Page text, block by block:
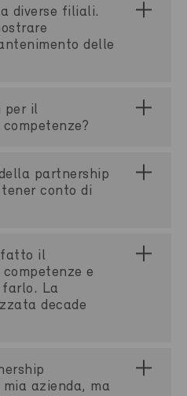
diverse filiali.
delle
per il
partnership
conto di
il
e
farlo. La
decade
azienda, ma